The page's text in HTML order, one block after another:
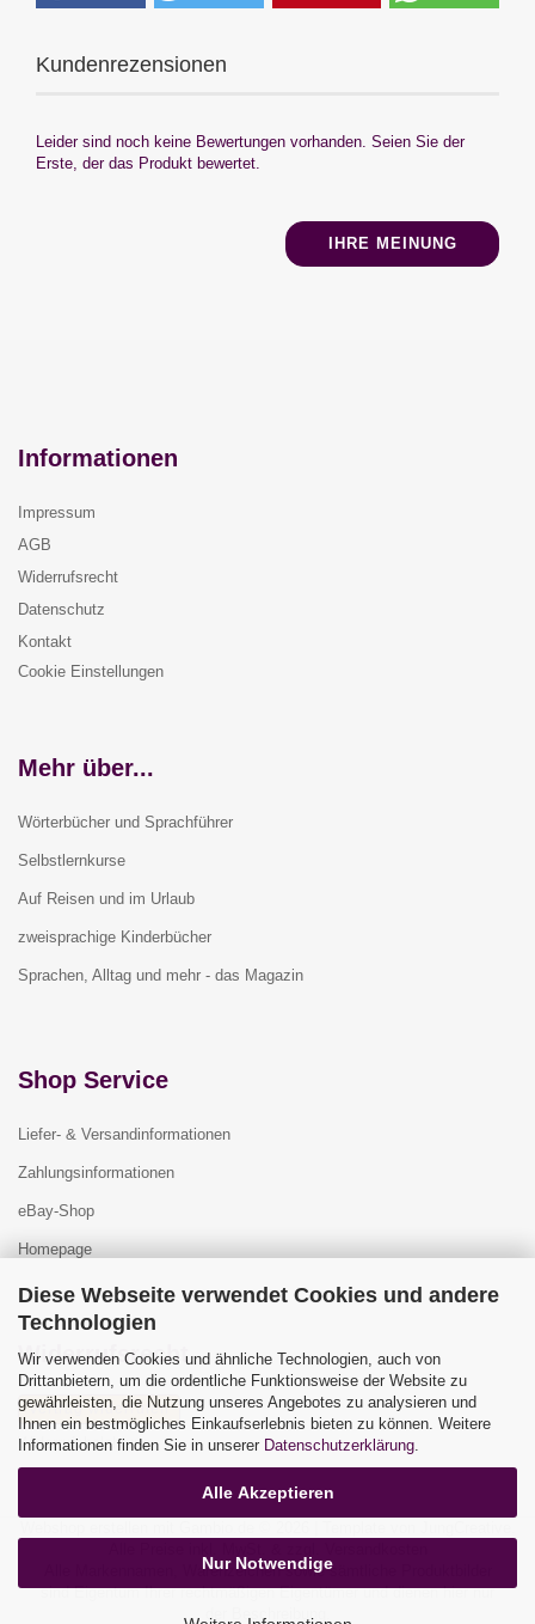
Diese Webseite verwendet Cookies und andere
Technologien
Wir verwenden Cookies und ähnliche Technologien, auch von
Drittanbietern, um die ordentliche Funktionsweise der Website zu
gewährleisten, die Nutzung unseres Angebotes zu analysieren und
Ihnen ein bestmögliches Einkaufserlebnis bieten zu können. Weitere
Informationen finden Sie in unserer Datenschutzerklärung
Alle Akzeptieren
Nur Notwendige
Kundenrezensionen
Leider sind noch keine Bewertungen vorhanden. Seien Sie der
Erste, der das Produkt bewertet.
IHRE MEINUNG
Informationen
Impressum
AGB
Widerrufsrecht
Datenschutz
Kontakt
Cookie Einstellungen
Mehr über...
Wörterbücher und Sprachführer
Selbstlernkurse
Auf Reisen und im Urlaub
zweisprachige Kinderbücher
Sprachen, Alltag und mehr - das Magazin
Shop Service
Liefer- & Versandinformationen
Zahlungsinformationen
eBay-Shop
Homepage
Widerrufsrecht
Vertrag widerrufen
Widerrufsbelehrung
Alle Markennamen, Warenzeichen sowie sämtliche Produktbilder
sind Eigentum Ihrer rechtmäßigen Eigentümer und dienen hier nur
der Beschreibung.